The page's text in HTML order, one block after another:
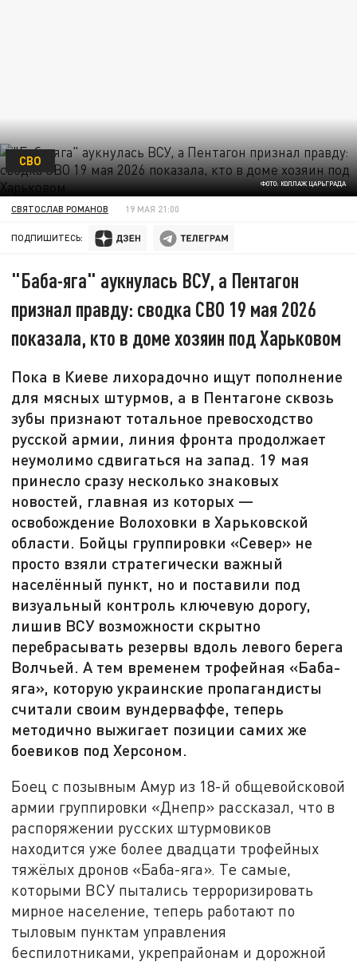
ФОТО: КОЛЛАЖ ЦАРЬГРАДА
СВО
СВЯТОСЛАВ РОМАНОВ 19 МАЯ 21:00
ПОДПИШИТЕСЬ:
"Баба-яга" аукнулась ВСУ, а Пентагон
признал правду: сводка СВО 19 мая 2026
показала, кто в доме хозяин под Харьковом
Пока в Киеве лихорадочно ищут пополнение
для мясных штурмов, а в Пентагоне сквозь
зубы признают тотальное превосходство
русской армии, линия фронта продолжает
неумолимо сдвигаться на запад. 19 мая
принесло сразу несколько знаковых
новостей, главная из которых —
освобождение Волоховки в Харьковской
области. Бойцы группировки «Север» не
просто взяли стратегически важный
населённый пункт, но и поставили под
визуальный контроль ключевую дорогу,
лишив ВСУ возможности скрытно
перебрасывать резервы вдоль левого берега
Волчьей. А тем временем трофейная «Баба-
яга», которую украинские пропагандисты
считали своим вундерваффе, теперь
методично выжигает позиции самих же
боевиков под Херсоном.
Боец с позывным Амур из 18-й общевойсковой
армии группировки «Днепр» рассказал, что в
распоряжении русских штурмовиков
находится уже более двадцати трофейных
тяжёлых дронов «Баба-яга». Те самые,
которыми ВСУ пытались терроризировать
мирное население, теперь работают по
тыловым пунктам управления
беспилотниками, укрепрайонам и дорожной